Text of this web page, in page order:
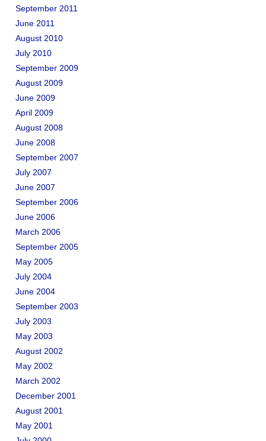
September 2011
June 2011
August 2010
July 2010
September 2009
August 2009
June 2009
April 2009
August 2008
June 2008
September 2007
July 2007
June 2007
September 2006
June 2006
March 2006
September 2005
May 2005
July 2004
June 2004
September 2003
July 2003
May 2003
August 2002
May 2002
March 2002
December 2001
August 2001
May 2001